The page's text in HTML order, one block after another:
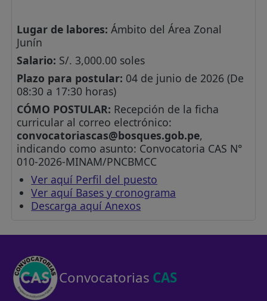
Lugar de labores: Ámbito del Área Zonal
Junín
Salario: S/. 3,000.00 soles
Plazo para postular: 04 de junio de 2026 (De
08:30 a 17:30 horas)
CÓMO POSTULAR: Recepción de la ficha
curricular al correo electrónico:
convocatoriascas@bosques.gob.pe,
indicando como asunto: Convocatoria CAS N°
010-2026-MINAM/PNCBMCC
Ver aquí Perfil del puesto
Ver aquí Bases y cronograma
Descarga aquí Anexos
Convocatorias CAS